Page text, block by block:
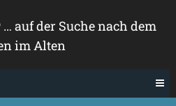
… auf der Suche nach dem
im Alten